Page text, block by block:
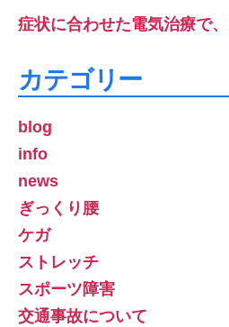
症状に合わせた電気治療で
カテゴリー
blog
info
news
ぎっくり腰
ケガ
ストレッチ
スポーツ障害
交通事故について